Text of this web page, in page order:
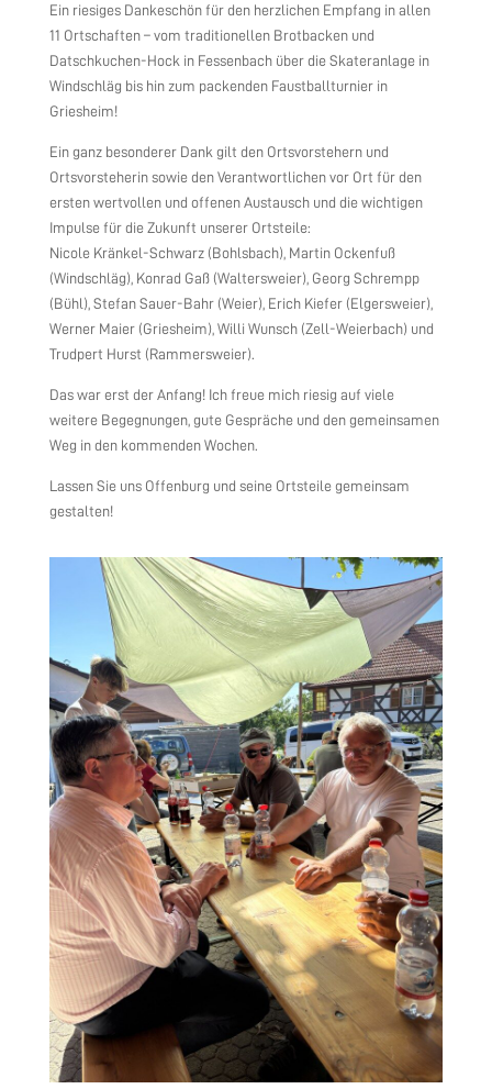
Ein riesiges Dankeschön für den herzlichen Empfang in allen
11 Ortschaften – vom traditionellen Brotbacken und
Datschkuchen-Hock in Fessenbach über die Skateranlage in
Windschläg bis hin zum packenden Faustballturnier in
Griesheim!
Ein ganz besonderer Dank gilt den Ortsvorstehern und
Ortsvorsteherin sowie den Verantwortlichen vor Ort für den
ersten wertvollen und offenen Austausch und die wichtigen
Impulse für die Zukunft unserer Ortsteile:
Nicole Kränkel-Schwarz (Bohlsbach), Martin Ockenfuß
(Windschläg), Konrad Gaß (Waltersweier), Georg Schrempp
(Bühl), Stefan Sauer-Bahr (Weier), Erich Kiefer (Elgersweier),
Werner Maier (Griesheim), Willi Wunsch (Zell-Weierbach) und
Trudpert Hurst (Rammersweier).
Das war erst der Anfang! Ich freue mich riesig auf viele
weitere Begegnungen, gute Gespräche und den gemeinsamen
Weg in den kommenden Wochen.
Lassen Sie uns Offenburg und seine Ortsteile gemeinsam
gestalten!